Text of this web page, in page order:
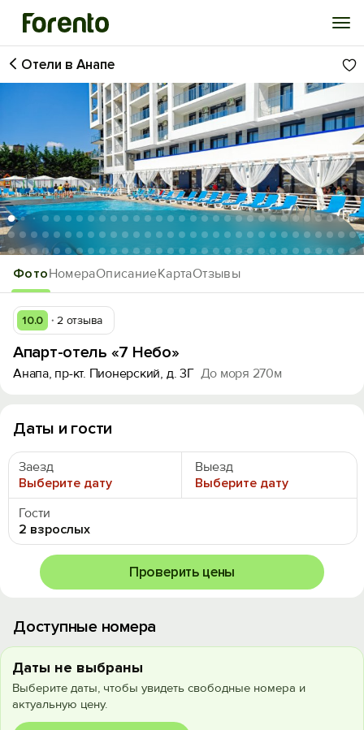
Войти
Избранное
История просмотра
Добавить свой объект
ФотоНомераОписаниеКартаОтзывы
Отели в Анапе
1/166
10.0 2 отзыва
Апарт-отель «7 Небо»
Анапа, пр-кт. Пионерский, д. 3Г До моря 270м
Даты и гости
Заезд
Выберите дату
Выезд
Выберите дату
Гости
2 взрослых
Проверить цены
Доступные номера
Даты не выбраны
Выберите даты, чтобы увидеть свободные номера и
актуальную цену.